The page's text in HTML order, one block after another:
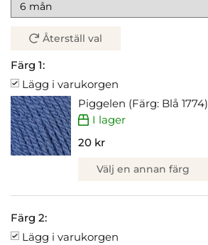
Återställ val
Färg 1:
Lägg i varukorgen
Piggelen (Färg: Blå 1774)
I lager
20 kr
Välj en annan färg
Färg 2:
Lägg i varukorgen